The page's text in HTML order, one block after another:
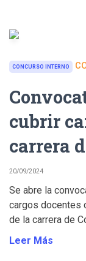
CONCURSO INTERNO
cubrir
carrera
20/09/2024
Se abre la
cargos docentes
de la carrera de
Leer Más